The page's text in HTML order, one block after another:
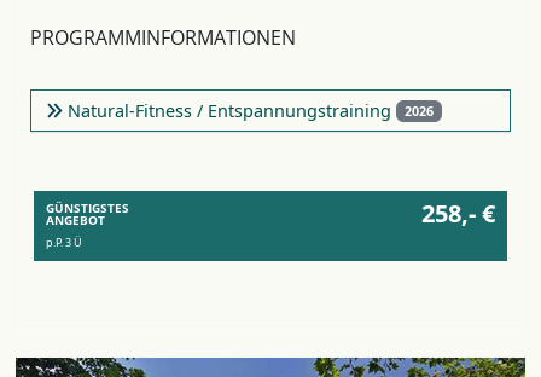
PROGRAMMINFORMATIONEN
Natural-Fitness / Entspannungstraining 2026
GÜNSTIGSTES
ANGEBOT 258,- €
p.P. 3 Ü